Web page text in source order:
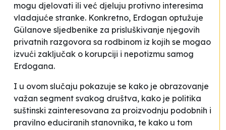
mogu djelovati ili već djeluju protivno interesima
vladajuće stranke. Konkretno, Erdogan optužuje
Gülanove sljedbenike za prisluškivanje njegovih
privatnih razgovora sa rodbinom iz kojih se mogao
izvući zaključak o korupciji i nepotizmu samog
Erdogana.
I u ovom slučaju pokazuje se kako je obrazovanje
važan segment svakog društva, kako je politika
suštinski zainteresovana za proizvodnju podobnih i
pravilno educiranih stanovnika, te kako u tom